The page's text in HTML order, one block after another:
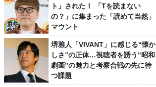
ト」された！ 「Tを読まない
の？」に集まった「読めて当然」
マウント
堺雅人「VIVANT」に感じる“懐か
しさ”の正体…視聴者を誘う“昭和
劇画”の魅力と考察合戦の先に待
つ課題